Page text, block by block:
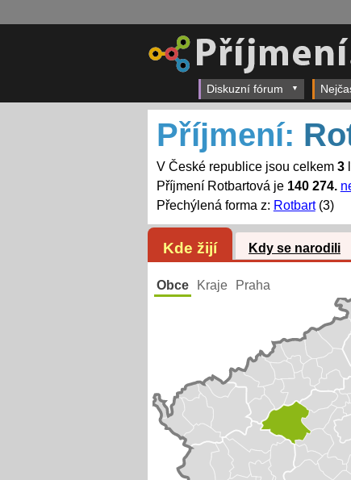
Diskuzní fórum
Příjmení:
V České republice jsou celkem 3
Příjmení Rotbartová je 140 274.
Přechýlená forma z: Rotbart(3)
Kde žijí Kdy se narodili
Obce Kraje Praha